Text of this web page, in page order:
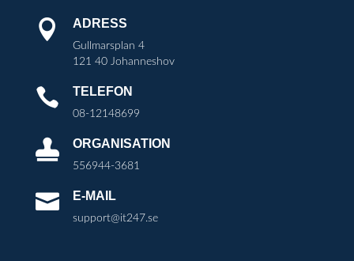
 ADRESS
Gullmarsplan 4
121 40 Johanneshov
 TELEFON
08-12148699
 ORGANISATION
556944-3681
 E-MAIL
support@it247.se